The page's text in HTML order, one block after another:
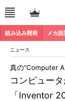
組み込み開発 メカ設
ニュース
コンピュー
「Inventor
真の“Computer